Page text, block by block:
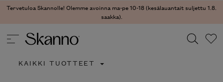
Tervetuloa Skannolle! Olemme avoinna ma-pe 10-18 (kesälauantait suljettu 1.8.
saakka).
KAIKKI TUOTTEET